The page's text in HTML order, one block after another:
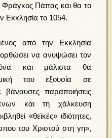
Φράγκος Πάπας και θα το
Εκκλησία το 1054.
από την Εκκλησία
να ανυψώσει τον
και μάλιστα θα
του εξουσία σε
βάναυσες παραποιήσεις
και τη χάλκευση
«θεϊκές» ιδιότητες,
του Χριστού στη γη»,